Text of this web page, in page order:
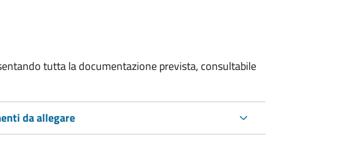
tutta la documentazione prevista, consultabile
da allegare